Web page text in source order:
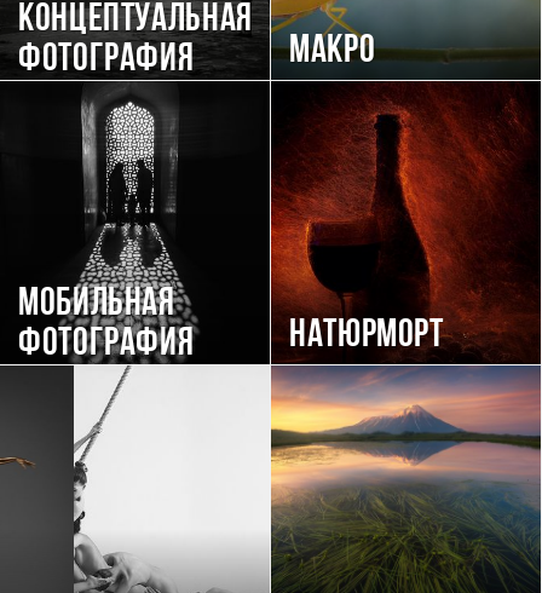
Концептуальная
фотография
Макро
Мобильная
фотография
Натюрморт